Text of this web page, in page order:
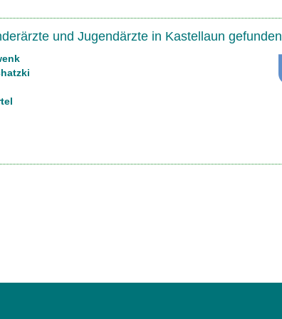
und Jugendärzte in Kastellaun gefunden